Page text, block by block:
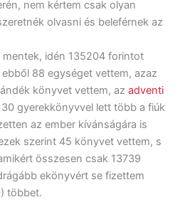
nem kértem csak olyan
olvasni és beleférnek az
mentek, idén 135204 forintot
88 egységet vettem, azaz
könyvet vettem, azadventi
gyerekkönyvvel lett több a fiúk
az ember kívánságára is
szerint 45 könyvet vettem, s
összesen csak 13739
ekönyvért se fizettem
többet.